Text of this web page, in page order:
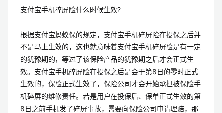
支付宝手机碎屏险什么时候生效?
根据支付宝蚂蚁保的规定，支付宝手机碎屏险在投保之后并
不是马上生效的，这也就意味着支付宝手机碎屏险是有一定
的犹豫期的，等过了该保险产品的犹豫期之后才会正式生
效。支付宝手机碎屏险在投保之后是会于第8日的零时正式
生效的，保险正式生效了，保险公司才会开始承担被保险手
机碎屏的维修责任。若是用户在投保后、保单正式生效的第
8日之前手机发了碎屏事故，需要向保险公司申请理赔，那